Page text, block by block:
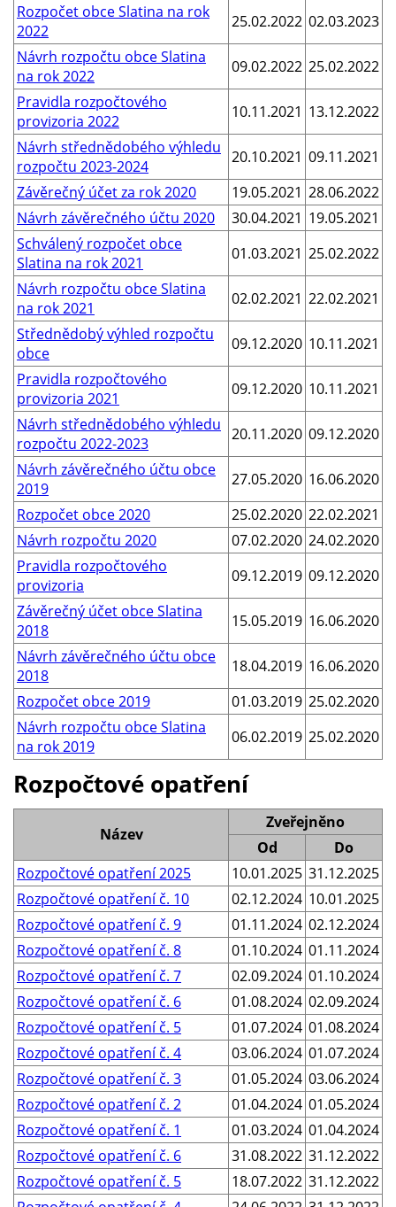
Rozpočet obce Slatina na rok
2022
25.02.2022 02.03.2023
Návrh rozpočtu obce Slatina
na rok 2022
09.02.2022 25.02.2022
Pravidla rozpočtového
provizoria 2022
10.11.2021 13.12.2022
Návrh střednědobého výhledu
rozpočtu 2023-2024
20.10.2021 09.11.2021
Závěrečný účet za rok 2020
19.05.2021 28.06.2022
Návrh závěrečného účtu 2020
30.04.2021 19.05.2021
Schválený rozpočet obce
Slatina na rok 2021
01.03.2021 25.02.2022
Návrh rozpočtu obce Slatina
na rok 2021
02.02.2021 22.02.2021
Střednědobý výhled rozpočtu
obce
09.12.2020 10.11.2021
Pravidla rozpočtového
provizoria 2021
09.12.2020 10.11.2021
Návrh střednědobého výhledu
rozpočtu 2022-2023
20.11.2020 09.12.2020
Návrh závěrečného účtu obce
2019
27.05.2020 16.06.2020
Rozpočet obce 2020
25.02.2020 22.02.2021
Návrh rozpočtu 2020
07.02.2020 24.02.2020
Pravidla rozpočtového
provizoria
09.12.2019 09.12.2020
Závěrečný účet obce Slatina
2018
15.05.2019 16.06.2020
Návrh závěrečného účtu obce
2018
18.04.2019 16.06.2020
Rozpočet obce 2019
01.03.2019 25.02.2020
Návrh rozpočtu obce Slatina
na rok 2019
06.02.2019 25.02.2020
Rozpočtové opatření
Název
Zveřejněno
Od
Do
Rozpočtové opatření 2025
10.01.2025 31.12.2025
Rozpočtové opatření č. 10
02.12.2024 10.01.2025
Rozpočtové opatření č. 9
01.11.2024 02.12.2024
Rozpočtové opatření č. 8
01.10.2024 01.11.2024
Rozpočtové opatření č. 7
02.09.2024 01.10.2024
Rozpočtové opatření č. 6
01.08.2024 02.09.2024
Rozpočtové opatření č. 5
01.07.2024 01.08.2024
Rozpočtové opatření č. 4
03.06.2024 01.07.2024
Rozpočtové opatření č. 3
01.05.2024 03.06.2024
Rozpočtové opatření č. 2
01.04.2024 01.05.2024
Rozpočtové opatření č. 1
01.03.2024 01.04.2024
Rozpočtové opatření č. 6
31.08.2022 31.12.2022
Rozpočtové opatření č. 5
18.07.2022 31.12.2022